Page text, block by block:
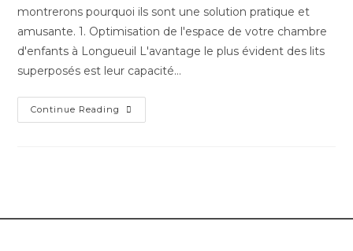
montrerons pourquoi ils sont une solution pratique et
amusante. 1. Optimisation de l'espace de votre chambre
d'enfants à Longueuil L'avantage le plus évident des lits
superposés est leur capacité…
Continue Reading